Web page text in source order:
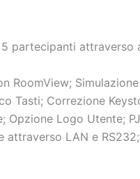
partecipanti
RoomView; Simulazione
Tasti; Correzione
Opzione Logo Utente;
LAN e